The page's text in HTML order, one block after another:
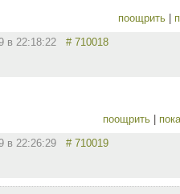
поощрить
в 22:18:22 # 710018
поощрить
в 22:26:29 # 710019